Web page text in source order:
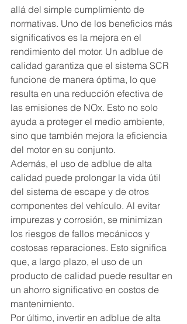
allá del simple cumplimiento de
normativas. Uno de los beneficios más
significativos es la mejora en el
rendimiento del motor. Un adblue de
calidad garantiza que el sistema SCR
funcione de manera óptima, lo que
resulta en una reducción efectiva de
las emisiones de NOx. Esto no solo
ayuda a proteger el medio ambiente,
sino que también mejora la eficiencia
del motor en su conjunto.
Además, el uso de adblue de alta
calidad puede prolongar la vida útil
del sistema de escape y de otros
componentes del vehículo. Al evitar
impurezas y corrosión, se minimizan
los riesgos de fallos mecánicos y
costosas reparaciones. Esto significa
que, a largo plazo, el uso de un
producto de calidad puede resultar en
un ahorro significativo en costos de
mantenimiento.
Por último, invertir en adblue de alta